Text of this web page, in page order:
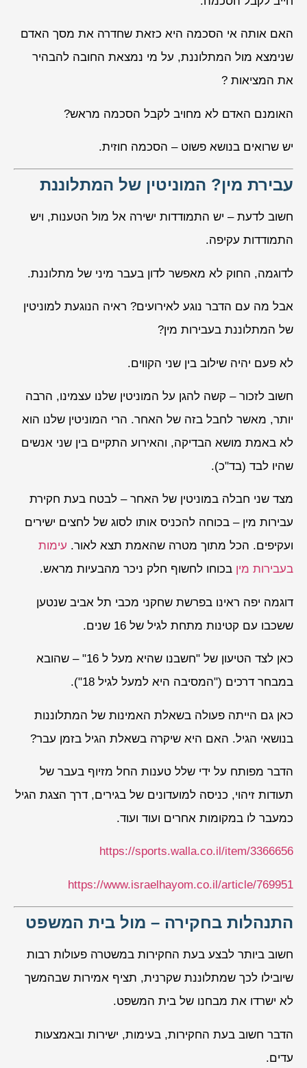
האם אותה אי הסכמה היא כזאת שחדרה את מסך האדם
שנימצא מול המתלוננת, על מי נמצאת החובה להבהיר
את המציאות ?
האומנם האדם לא מחויב לקבל הסכמה מראש?
יש שרואים בנושא פשוט – הסכמה חוזית.
עבירת מין? המוניטין של המתלוננת
חשוב לדעת – יש התמודדות ישירה אל מול הטענות, ויש
התמודדות עקיפה.
לדוגמה, החוק לא מאפשר לדון בעבר מיני של מתלוננת.
אבל מה עם הדבר נוגע לאירועים? ראיה הנוגעת למוניטין
של המתלוננת בעבירות מין?
לא פעם יהיה שילוב בין שני הקווים.
חשוב לזכור – קשה להגן על המוניטין שלנו עצמינו, הרבה
יותר, מאשר לחבל בזה של האחר. הרי המוניטין שלנו הוא
לא באמת מושא הבדיקה, והאירוע התקיים בין שני אנשים
שהיו לבד (בד"כ).
מצד שני חבלה במוניטין של האחר – לבטח בעת חקירת
עבירות מין – בכוחה להכניס אותו לסוג של לחצים ישירים
ועקיפים. הכל מתוך מטרה שהאמת תצא לאור. עימות
בעבירות מין בכוחו לחשוף חלק ניכר מהבעיות מראש.
דוגמה יפה ראינו בפרשת שחקני מכבי תל אביב שנטען
ששכבו עם קטינות מתחת לגיל של 16 שנים.
כאן לצד הטיעון של "חשבנו שהיא מעל ל 16" – שהובא
במבחר דרכים ("המסיבה היא למעל לגיל 18").
כאן גם הייתה פעולה בשאלת האמינות של המתלוננות
בנושאי הגיל. האם היא שיקרה בשאלת הגיל בזמן עבר?
הדבר מפותח על ידי שלל טענות החל מזיוף בעבר של
תעודות זיהוי, כניסה למועדונים של בגירים, דרך הצגת הגיל
כמעבר לו במקומות אחרים ועוד ועוד.
https://sports.walla.co.il/item/3366656
https://www.israelhayom.co.il/article/769951
התנהלות בחקירה – מול בית המשפט
חשוב ביותר לבצע בעת החקירות במשטרה פעולות רבות
שיובילו לכך שמתלוננת שקרנית, תציף אמירות שבהמשך
לא ישרדו את מבחנו של בית המשפט.
הדבר חשוב בעת החקירות, בעימות, ישירות ובאמצעות
עדים.